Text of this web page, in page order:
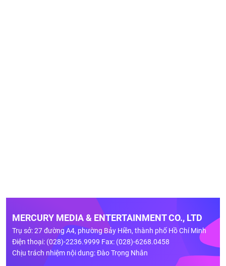
MERCURY MEDIA & ENTERTAINMENT CO., LTD
Trụ sở: 27 đường A4, phường Bảy Hiền, thành phố Hồ Chí Minh
Điện thoại: (028)-2236.9999 Fax: (028)-6268.0458
Chịu trách nhiệm nội dung: Đào Trọng Nhân